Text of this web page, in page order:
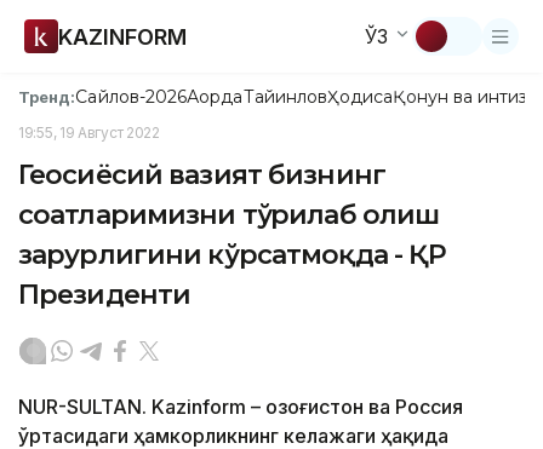
KAZINFORM ЎЗ
Тренд:Сайлов-2026АқордаТайинловҲодисаҚонун ва
19:55, 19 Август 2022
Геосиёсий вазият бизнинг
соатларимизни тўғрилаб олиш
зарурлигини кўрсатмоқда - ҚР
Президенти
NUR-SULTAN. Kazinform – Қозоғистон ва Россия
ўртасидаги ҳамкорликнинг келажаги ҳақида